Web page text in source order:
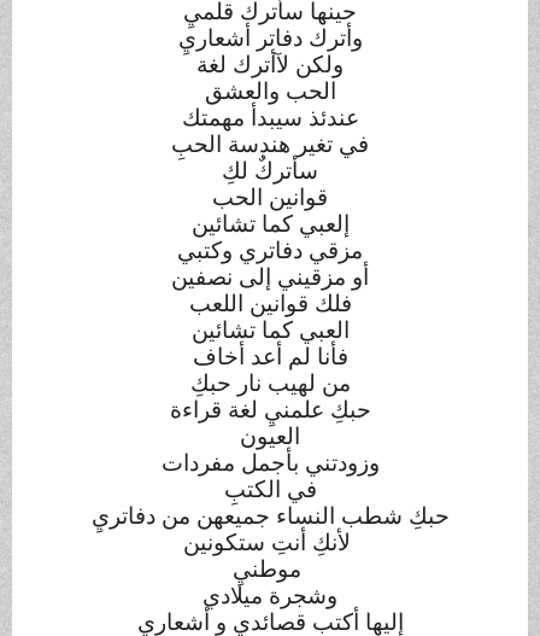
حينها سأترك قلميِ
وأترك دفاتر أشعاريِ
ولكن لآأترك لغة
الحب والعشق
عندئذ سيبدأ مهمتك
في تغير هندسة الحبِ
سأتركٌ لكِ
قوانين الحب
إلعبي كما تشائين
مزقي دفاتري وكتبي
أو مزقيني إلى نصفين
فلك قوانين اللعب
العبي كما تشائين
فأنا لم أعد أخاف
من لهيب نار حبكِ
حبكِ علمنيِ لغة قراءة
العيون
وزودتني بأجمل مفردات
في الكتبِ
حبكِ شطب النساء جميعهن من دفاتريِ
لأنكِ أنتِ ستكونين
موطنيِ
وشجرة ميلادي
إليها أكتبقصائدي و شعاري